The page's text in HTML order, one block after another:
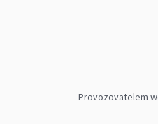
Provozovatelem